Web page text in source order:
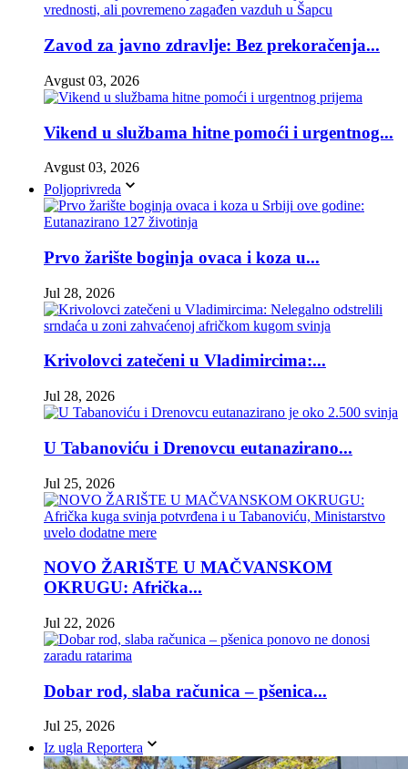
Zavod za javno zdravlje: Bez prekoračenja...
Avgust 03, 2026
Vikend u službama hitne pomoći i urgentnog...
Avgust 03, 2026
Poljoprivreda
Prvo žarište boginja ovaca i koza u...
Jul 28, 2026
Krivolovci zatečeni u Vladimircima:...
Jul 28, 2026
U Tabanoviću i Drenovcu eutanazirano...
Jul 25, 2026
NOVO ŽARIŠTE U MAČVANSKOM
OKRUGU: Afrička...
Jul 22, 2026
Dobar rod, slaba računica – pšenica...
Jul 25, 2026
Iz ugla Reportera